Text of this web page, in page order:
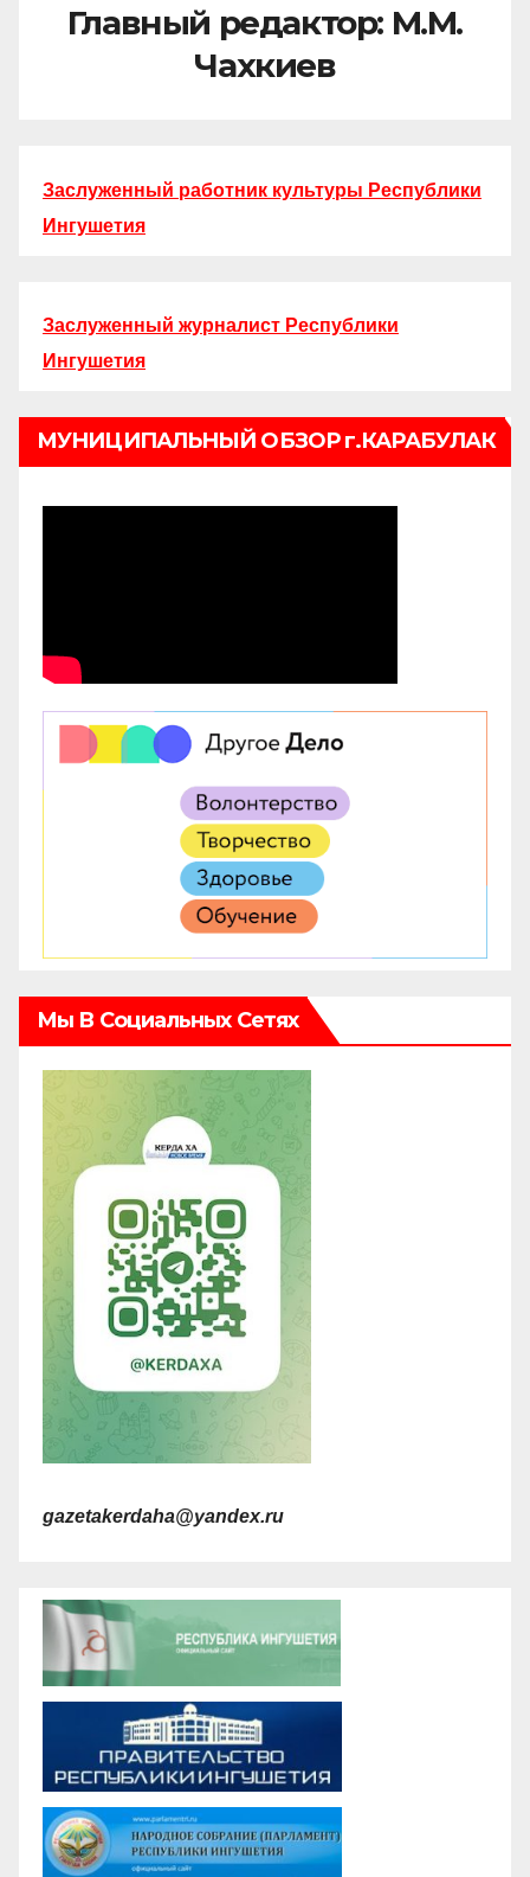
Главный редактор: М.М.
Чахкиев
Заслуженный работник культуры Республики
Ингушетия
Заслуженный журналист Республики
Ингушетия
МУНИЦИПАЛЬНЫЙ ОБЗОР г.КАРАБУЛАК
Мы В Социальных Сетях
gazetakerdaha@yandex.ru